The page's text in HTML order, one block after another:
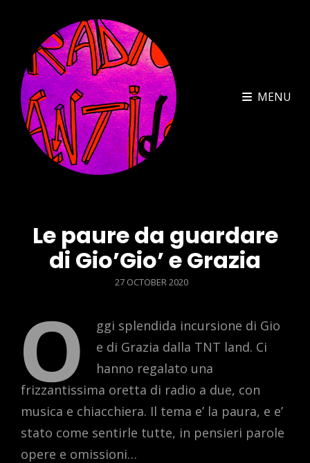
MENU
Le paure da guardare
di Gio’Gio’ e Grazia
POSTED
27 OCTOBER 2020
O
ggi splendida incursione di Gio
e di Grazia dalla TNT land. Ci
hanno regalato una
frizzantissima oretta di radio a due, con
musica e chiacchiera. Il tema e’ la paura, e e’
stato come sentirle tutte, in pensieri parole
opere e omissioni…